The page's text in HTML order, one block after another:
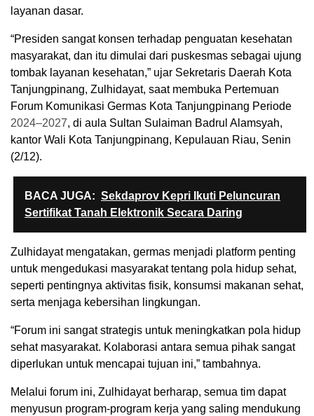
layanan dasar.
“Presiden sangat konsen terhadap penguatan kesehatan
masyarakat, dan itu dimulai dari puskesmas sebagai ujung
tombak layanan kesehatan,” ujar Sekretaris Daerah Kota
Tanjungpinang, Zulhidayat, saat membuka Pertemuan
Forum Komunikasi Germas Kota Tanjungpinang Periode
2024–2027, di aula Sultan Sulaiman Badrul Alamsyah,
kantor Wali Kota Tanjungpinang, Kepulauan Riau, Senin
(2/12).
BACA JUGA: Sekdaprov Kepri Ikuti Peluncuran
Sertifikat Tanah Elektronik Secara Daring
Zulhidayat mengatakan, germas menjadi platform penting
untuk mengedukasi masyarakat tentang pola hidup sehat,
seperti pentingnya aktivitas fisik, konsumsi makanan sehat,
serta menjaga kebersihan lingkungan.
“Forum ini sangat strategis untuk meningkatkan pola hidup
sehat masyarakat. Kolaborasi antara semua pihak sangat
diperlukan untuk mencapai tujuan ini,” tambahnya.
Melalui forum ini, Zulhidayat berharap, semua tim dapat
menyusun program-program kerja yang saling mendukung